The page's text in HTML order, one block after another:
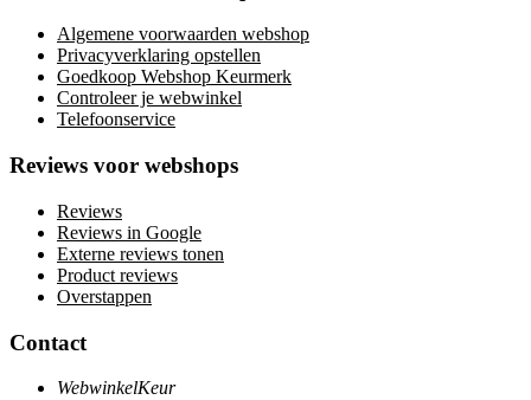
Algemene voorwaarden webshop
Privacyverklaring opstellen
Goedkoop Webshop Keurmerk
Controleer je webwinkel
Telefoonservice
Reviews voor webshops
Reviews
Reviews in Google
Externe reviews tonen
Product reviews
Overstappen
Contact
WebwinkelKeur